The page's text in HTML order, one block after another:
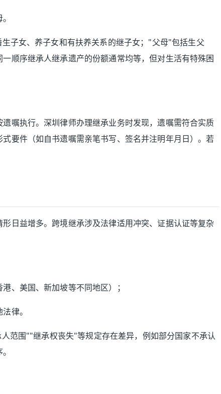
子女、养子女和有扶养关系的继子女；"父母"包括生父
顺序继承人继承遗产的份额通常均等，但对生活有特殊困
嘱执行。深圳律师办理继承业务时发现，遗嘱需符合实质
要件（如自书遗嘱需亲笔书写、签名并注明年月日）。若
日益增多。跨境继承涉及法律适用冲突、证据认证等复杂
、美国、新加坡等不同地区）；
律。
范围""继承权丧失"等规定存在差异，例如部分国家不承认